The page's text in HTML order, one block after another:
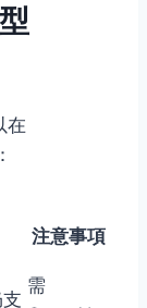
在
注意事項
需